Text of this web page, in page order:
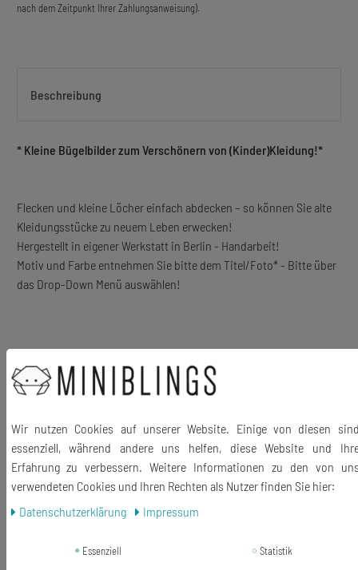
nach dem Zeitpunkt Ihrer Zahlungsanweisung).
Beschreibung
* Kleine Bügelbilder zum Verschönern von (Kinder)Kleidung!*
Flecken und kleine Löcher einfach abdecken – so können Sie alte
Kleidungsstücke zu neuem Leben erwecken!
Hergestellt in eigener Werkstatt in Berlin - Handarbeit!
Motiv und Farbe entnehmen Sie bitte dem Titel/Foto* - Bitte über
das Drop-Down Menü auswählen!
Lieferumfang: 10 Stück + Bügel-Anleitung
Oberfläche
Material: Flexfolie
Größe: ca 25-35mm
Im Miniblings® Shop in vielen Farben/Motiven und in glatter
und samtiger Oberfläche erhältlich
Wir nutzen Cookies auf unserer Website. Einige von diesen
essenziell, während andere uns helfen, diese Website und
Erfahrung zu verbessern. Weitere Informationen zu den von
verwendeten Cookies und Ihren Rechten als Nutzer finden Sie hier:
Daten­schutz­erklärung
Impressum
Essenziell
Statistik